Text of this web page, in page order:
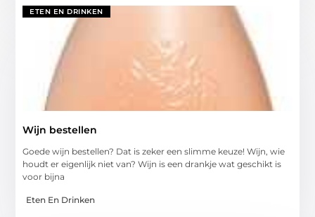
ETEN EN DRINKEN
Wijn bestellen
Goede wijn bestellen? Dat is zeker een slimme keuze! Wijn, wie
houdt er eigenlijk niet van? Wijn is een drankje wat geschikt is
voor bijna
Eten En Drinken